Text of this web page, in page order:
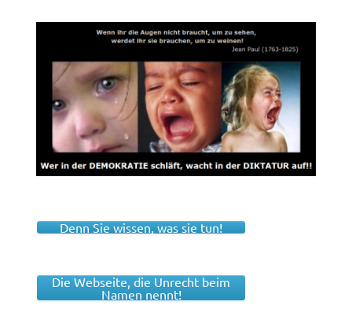
Denn Sie wissen, was sie tun!
Die Webseite, die Unrecht beim
Namen nennt!